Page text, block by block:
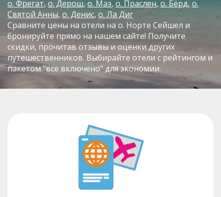
о. Фрегат о. Дерош о. Маэ о. Праслен о. Бёрд о.
Святой Анны о. Денис о. Ла Диг
Сравните цены на отели на о. Норте Сейшел и
бронируйте прямо на нашем сайте! Получите
скидки, прочитав отзывы и оценки других
путешественников. Выбирайте отели с рейтингом и
пакетом "все включено" для экономии.